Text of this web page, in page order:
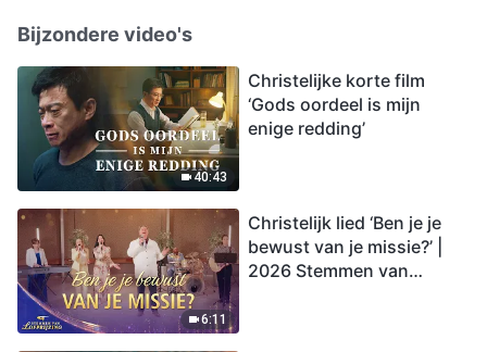
Bijzondere video's
40:43
Christelijke korte film
‘Gods oordeel is mijn
enige redding’
6:11
Christelijk lied ‘Ben je je
bewust van je missie?’ |
2026 Stemmen van